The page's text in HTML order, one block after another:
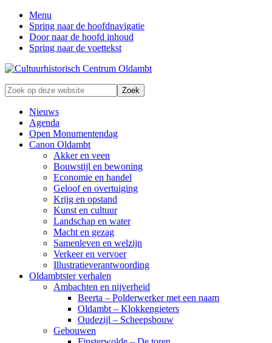
Menu
Spring naar de hoofdnavigatie
Door naar de hoofd inhoud
Spring naar de voettekst
Zonder
verleden
geen
toekomst
Zoek
op
deze
website
Nieuws
Agenda
Open Monumentendag
Canon Oldambt
Akker en veen
Bouwstijl en bewoning
Economie en handel
Geloof en overtuiging
Krijg en opstand
Kunst en cultuur
Landschap en water
Macht en gezag
Samenleven en welzijn
Verkeer en vervoer
Illustratieverantwoording
Oldambtster verhalen
Ambachten en nijverheid
Beerta – Polderwerker met een naam
Oldambt – Klokkengieters
Oudezijl – Scheepsbouw
Gebouwen